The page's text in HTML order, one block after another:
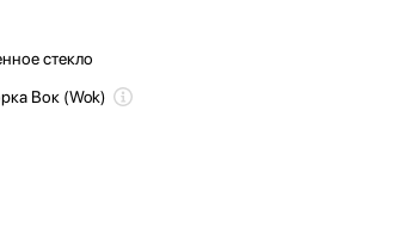
стекло
Вок (Wok)